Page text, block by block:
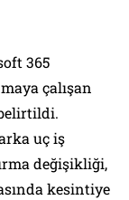
365
çalışan
uç iş
değişikliği,
kesintiye